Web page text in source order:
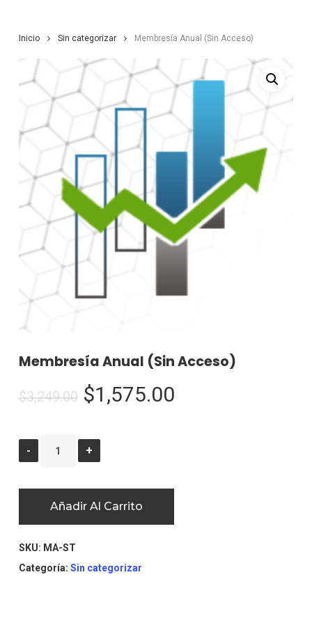
Inicio Sin categorizar Membresía Anual (Sin Acceso)
Membresía Anual (Sin Acceso)
$3,249.00 $1,575.00
Añadir Al Carrito
SKU: MA-ST
Categoría: Sin categorizar